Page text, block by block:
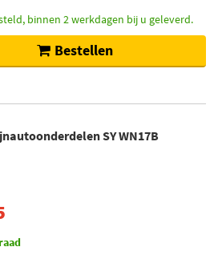
binnen 2 werkdagen bij u geleverd.
Bestellen
SY WN17B